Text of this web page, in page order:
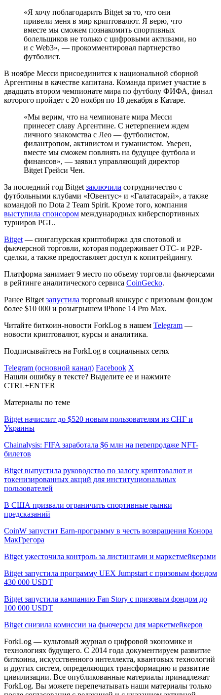
«Я хочу поблагодарить Bitget за то, что они
привели меня в мир криптовалют. Я верю, что
вместе мы сможем познакомить спортивных
болельщиков не только с цифровыми активами, но
и с Web3», — прокомментировал партнерство
футболист.
В ноябре Месси присоединится к национальной сборной
Аргентины в качестве капитана. Команда примет участие в
двадцать втором чемпионате мира по футболу ФИФА, финал
которого пройдет с 20 ноября по 18 декабря в Катаре.
«Мы верим, что на чемпионате мира Месси
принесет славу Аргентине. С нетерпением ждем
личного знакомства с Лео — футболистом,
филантропом, активистом и гуманистом. Уверен,
вместе мы сможем повлиять на будущее футбола и
финансов», — заявил управляющий директор
Bitget Грейси Чен.
За последний год Bitget заключила сотрудничество с
футбольными клубами «Ювентус» и «Галатасарай», а также
командой по Dota 2 Team Spirit. Кроме того, компания
выступила спонсором международных киберспортивных
турниров PGL.
Bitget — сингапурская криптобиржа для спотовой и
фьючерсной торговли, которая поддерживает OTC- и P2P-
сделки, а также предоставляет доступ к копитрейдингу.
Платформа занимает 9 место по объему торговли фьючерсами
в рейтинге аналитического сервиса CoinGecko.
Ранее Bitget запустила торговый конкурс с призовым фондом
более $10 000 и розыгрышем iPhone 14 Pro Max.
Читайте биткоин-новости ForkLog в нашем Telegram —
новости криптовалют, курсы и аналитика.
Подписывайтесь на ForkLog в социальных сетях
Telegram (основной канал) Facebook X
Нашли ошибку в тексте? Выделите ее и нажмите
CTRL+ENTER
Материалы по теме
Bitget начислит до $520 новым пользователям из СНГ и
Украины
Chainalysis: FIFA заработала $6 млн на перепродаже NFT-
билетов
Bitget выпустила руководство по залогу криптовалют и
токенизированных акций для институциональных
пользователей
В США призвали ограничить спортивные рынки
предсказаний
CoinW запустит Earn-программу в честь возвращения Конора
МакГрегора
Bitget ужесточила контроль за листингами и маркетмейкерами
Bitget запустила программу UEX Jumpstart с призовым фондом
430 000 USDT
Bitget запустила кампанию Fan Story с призовым фондом до
100 000 USDT
Bitget снизила комиссии на фьючерсы для маркетмейкеров
ForkLog — культовый журнал о цифровой экономике и
технологиях будущего. С 2014 года документируем развитие
биткоина, искусственного интеллекта, квантовых технологий
и других систем, определяющих трансформацию и развитие
цивилизации. Все опубликованные материалы принадлежат
ForkLog. Вы можете перепечатывать наши материалы только